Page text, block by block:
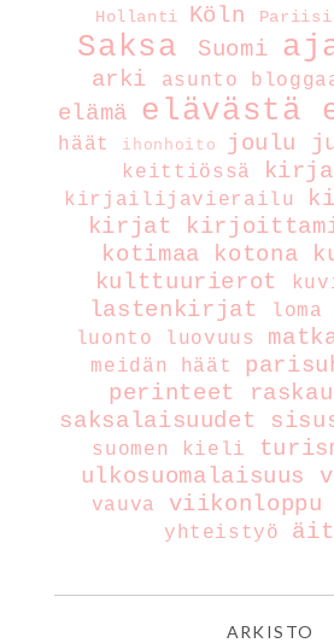
Hollanti Köln Pariisi
Saksa Suomi
arki asunto
elämä elävästä
häät ihonhoito joulu
keittiössä
kirjailijavierailu
kirjat
kotimaa
kotona
kulttuurierot
lastenkirjat loma
luonto
luovuus
meidän häät
perinteet
saksalaisuudet
suomen kieli
ulkosuomalaisuus
vauva viikonloppu
yhteistyö
ARKISTO